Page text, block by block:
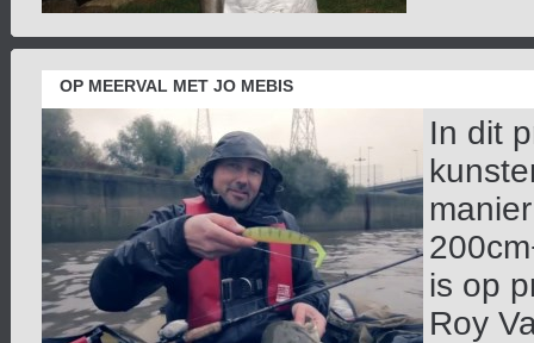
OP MEERVAL MET JO MEBIS
In dit
is op
Roy